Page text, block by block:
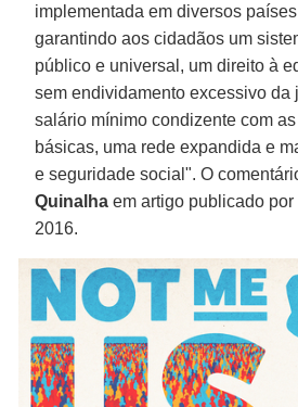
implementada em diversos
garantindo aos cidadãos um
público e universal, um direito à
sem endividamento excessivo da
salário mínimo condizente com
básicas, uma rede expandida e
e seguridade social". O
Quinalha em artigo publicado por
2016.